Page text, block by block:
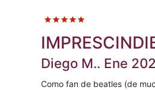
Diego M.. Ene
Como fan de beatles (de